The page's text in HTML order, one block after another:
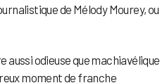
de Mélody Mourey, ou
aussi odieuse que machiavélique
moment de franche